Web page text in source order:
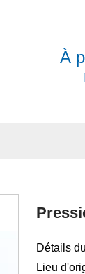
À
Détails
Lieu